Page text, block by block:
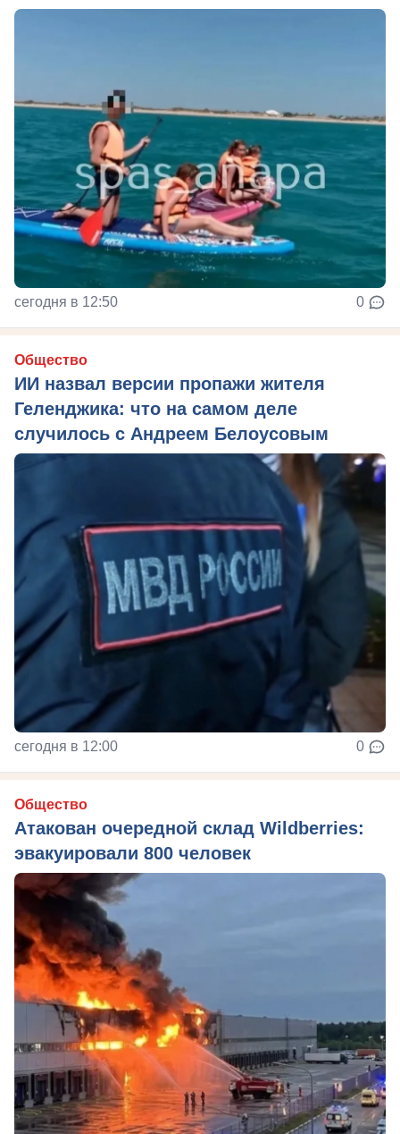
сегодня в 12:50 0
Общество
ИИ назвал версии пропажи жителя
Геленджика: что на самом деле
случилось с Андреем Белоусовым
сегодня в 12:00 0
Общество
Атакован очередной склад Wildberries:
эвакуировали 800 человек